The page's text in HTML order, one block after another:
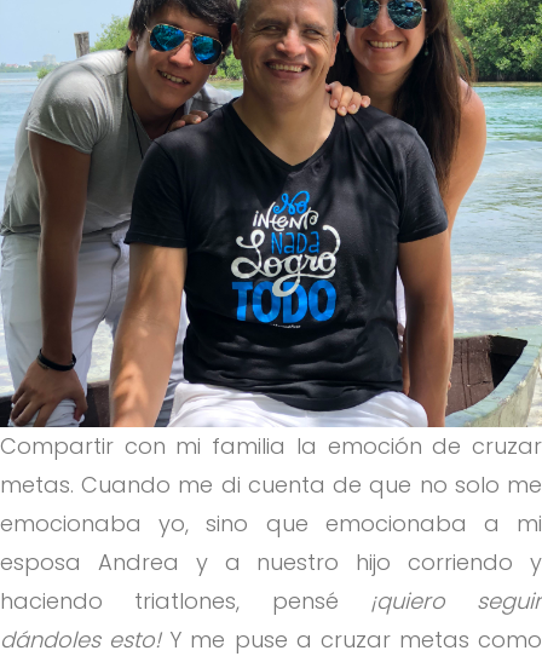
Compartir con mi familia la emoción de cruzar
metas. Cuando me di cuenta de que no solo me
emocionaba yo, sino que emocionaba a mi
esposa Andrea y a nuestro hijo corriendo y
haciendo triatlones, pensé ¡quiero seguir
dándoles esto!Y me puse a cruzar metas como